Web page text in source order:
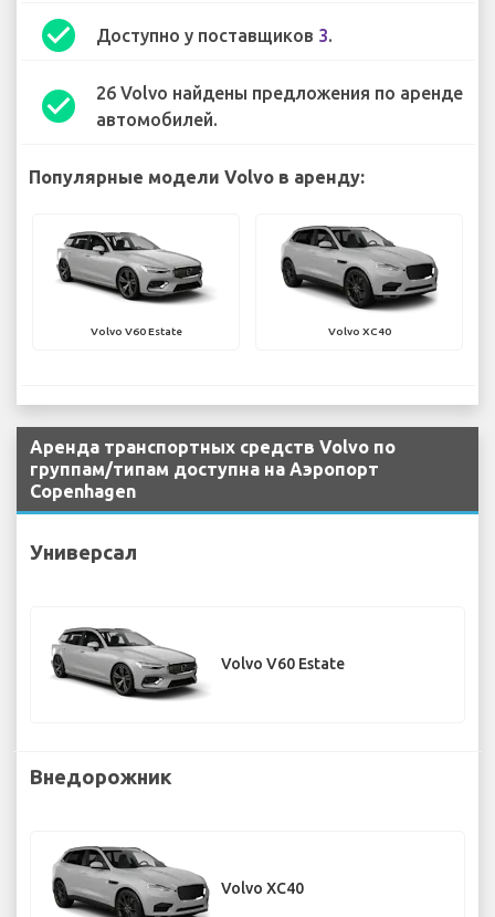
check_circle Доступно у поставщиков 3.
check_circle
26 Volvo найдены предложения по аренде
автомобилей.
Популярные модели Volvo в аренду:
Volvo V60 Estate Volvo XC40
Аренда транспортных средств Volvo по
группам/типам доступна на Аэропорт
Copenhagen
Универсал
Volvo V60 Estate
Внедорожник
Volvo XC40